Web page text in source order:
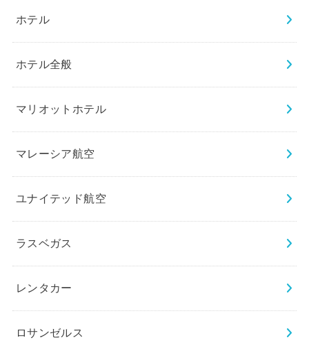
ホテル
ホテル全般
マリオットホテル
マレーシア航空
ユナイテッド航空
ラスベガス
レンタカー
ロサンゼルス